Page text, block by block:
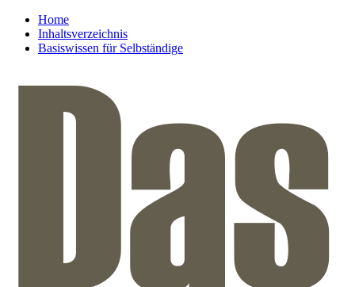
Home
Inhaltsverzeichnis
Basiswissen für Selbständige